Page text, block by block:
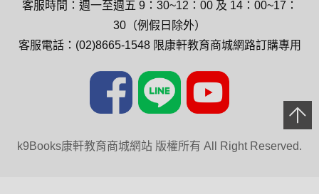
客服時間：週一至週五 9：30~12：00 及 14：00~17：
30（例假日除外）
客服電話：(02)8665-1548 限康軒教育商城網路訂購專用
k9Books康軒教育商城網站 版權所有 All Right Reserved.